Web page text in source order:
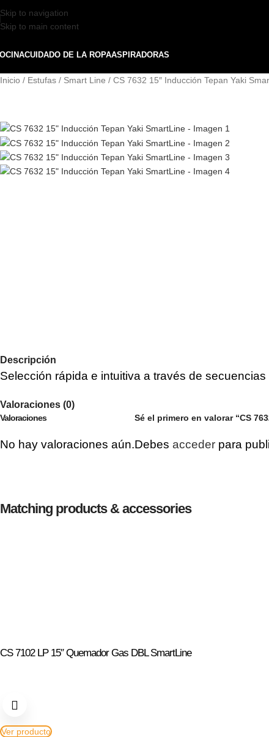
Skip to navigation
Skip to main content
CUIDADO DE LA ROPAASPIRADORAS
Inicio Estufas Smart Line CS 7632 15″ Inducción Tepan Yaki
Descripción
Selección rápida e intuitiva a través de
Valoraciones (0)
Valoraciones
No hay valoraciones aún.
Sé el primero en valorar “CS
Debes acceder para
Matching products & accessories
CS 7102 LP 15″ Quemador Gas DBL SmartLine
Ver producto